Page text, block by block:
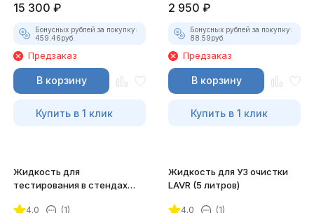
15 300 ₽
Бонусных рублей за покупку:
459.46руб.
Предзаказ
В корзину
Купить в 1 клик
2 950 ₽
Бонусных рублей за покупку:
88.59руб.
Предзаказ
В корзину
Купить в 1 клик
Жидкость для
тестирования в стендах
4.0 (1)
Жидкость для УЗ очистки
LAVR (5 литров)
4.0 (1)